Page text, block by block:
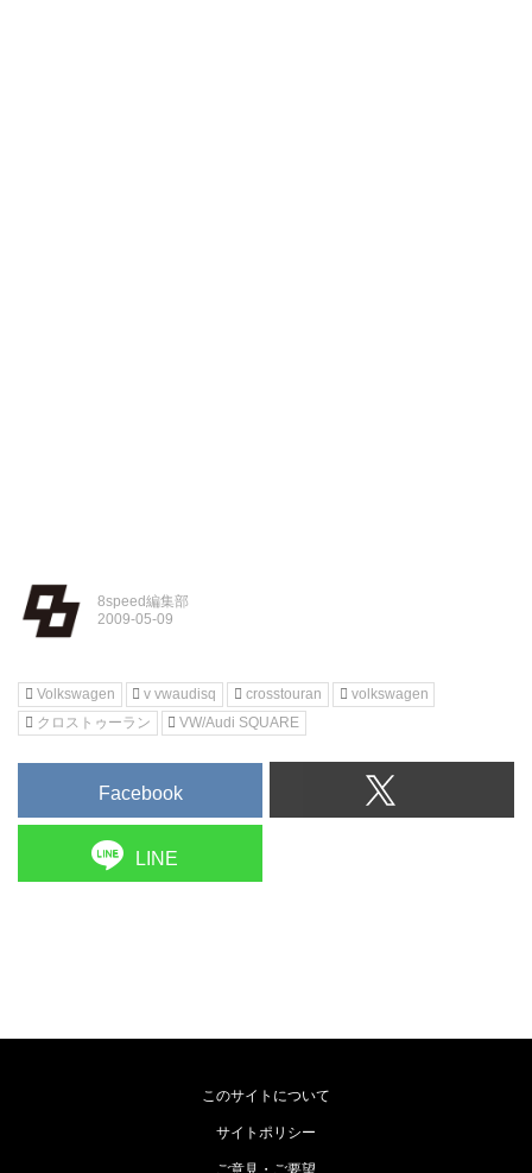
8speed編集部
Volkswagen v vwaudisq crosstouran
volkswagen
クロストゥーラン
VW/Audi SQUARE
Facebook
LINE
このサイトについて
サイトポリシー